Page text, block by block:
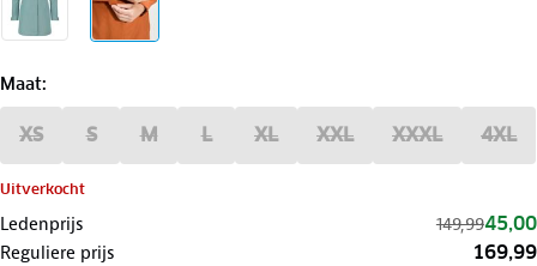
Maat:
XS S M L XL XXL XXXL 4XL
Uitverkocht
Ledenprijs 149,9945,00
Reguliere prijs 169,99